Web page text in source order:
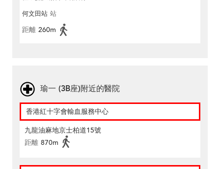
何文田站 站
距離 260m
瑜一 (3B座)附近的醫院
香港紅十字會輸血服務中心
九龍油麻地京士柏道15號
距離 870m